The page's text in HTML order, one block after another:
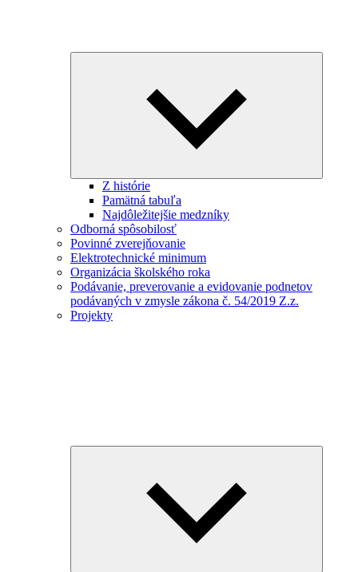
Z histórie
Pamätná tabuľa
Najdôležitejšie medzníky
Odborná spôsobilosť
Povinné zverejňovanie
Elektrotechnické minimum
Organizácia školského roka
Podávanie, preverovanie a evidovanie podnetov
podávaných v zmysle zákona č. 54/2019 Z.z.
Projekty